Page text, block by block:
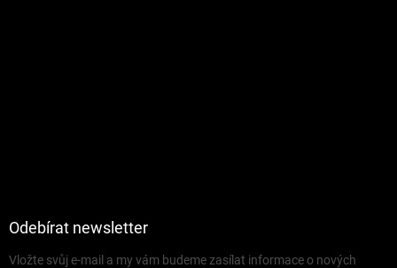
Odebírat newsletter
Vložte svůj e-mail a my vám budeme zasílat informace o nových